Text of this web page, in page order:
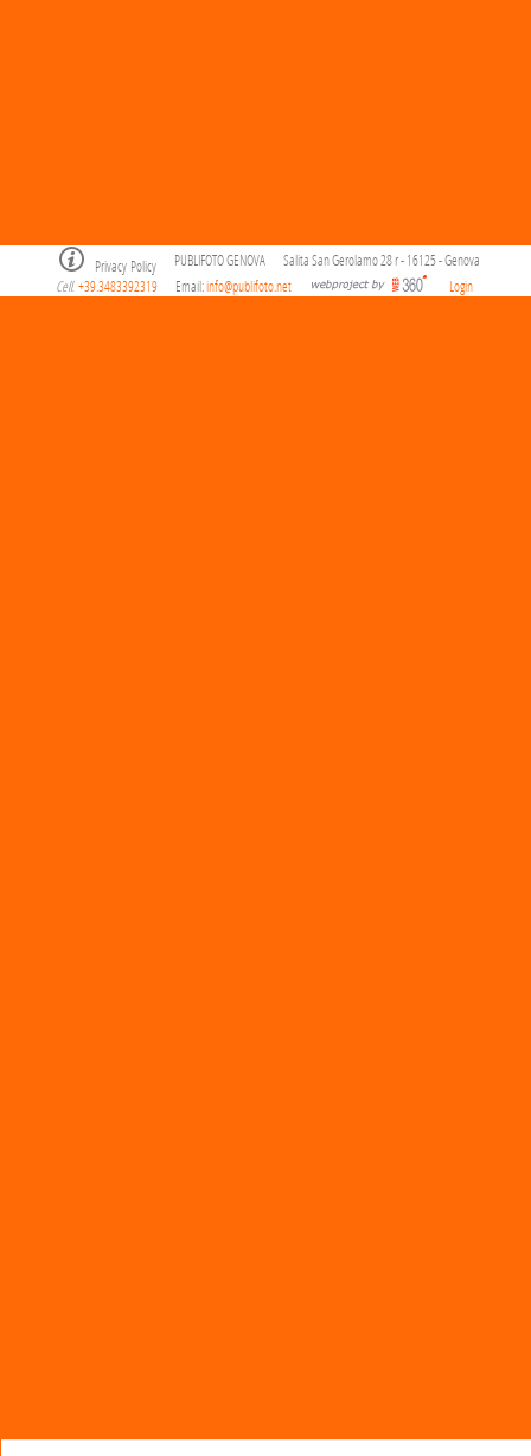
Privacy Policy PUBLIFOTO GENOVA
Salita San Gerolamo 28 r - 16125 - Genova
Cell. +39.3483392319 Email:info@publifoto.net Login